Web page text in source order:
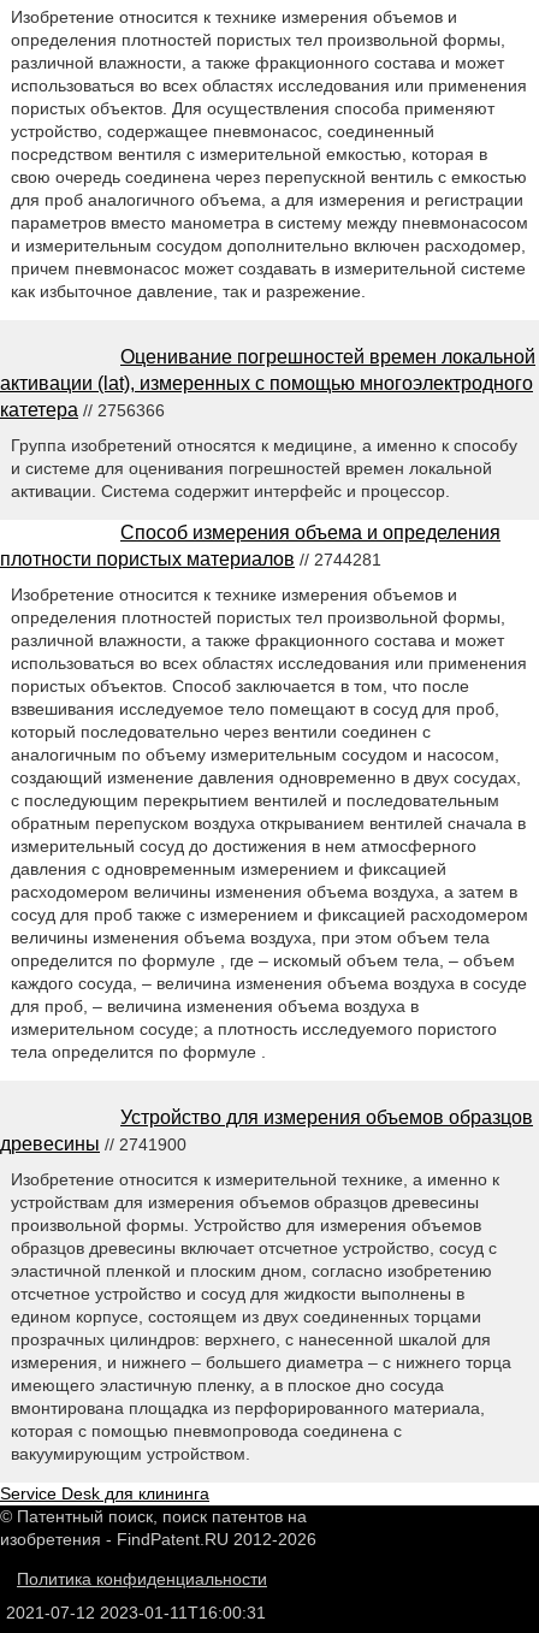
Изобретение относится к технике измерения объемов и
определения плотностей пористых тел произвольной формы,
различной влажности, а также фракционного состава и может
использоваться во всех областях исследования или применения
пористых объектов. Для осуществления способа применяют
устройство, содержащее пневмонасос, соединенный
посредством вентиля с измерительной емкостью, которая в
свою очередь соединена через перепускной вентиль с емкостью
для проб аналогичного объема, а для измерения и регистрации
параметров вместо манометра в систему между пневмонасосом
и измерительным сосудом дополнительно включен расходомер,
причем пневмонасос может создавать в измерительной системе
как избыточное давление, так и разрежение.
Оценивание погрешностей времен локальной
активации (lat), измеренных с помощью многоэлектродного
катетера // 2756366
Группа изобретений относятся к медицине, а именно к способу
и системе для оценивания погрешностей времен локальной
активации. Система содержит интерфейс и процессор.
Способ измерения объема и определения
плотности пористых материалов // 2744281
Изобретение относится к технике измерения объемов и
определения плотностей пористых тел произвольной формы,
различной влажности, а также фракционного состава и может
использоваться во всех областях исследования или применения
пористых объектов. Способ заключается в том, что после
взвешивания исследуемое тело помещают в сосуд для проб,
который последовательно через вентили соединен с
аналогичным по объему измерительным сосудом и насосом,
создающий изменение давления одновременно в двух сосудах,
с последующим перекрытием вентилей и последовательным
обратным перепуском воздуха открыванием вентилей сначала в
измерительный сосуд до достижения в нем атмосферного
давления с одновременным измерением и фиксацией
расходомером величины изменения объема воздуха, а затем в
сосуд для проб также с измерением и фиксацией расходомером
величины изменения объема воздуха, при этом объем тела
определится по формуле , где – искомый объем тела, – объем
каждого сосуда, – величина изменения объема воздуха в сосуде
для проб, – величина изменения объема воздуха в
измерительном сосуде; а плотность исследуемого пористого
тела определится по формуле .
Устройство для измерения объемов образцов
древесины // 2741900
Изобретение относится к измерительной технике, а именно к
устройствам для измерения объемов образцов древесины
произвольной формы. Устройство для измерения объемов
образцов древесины включает отсчетное устройство, сосуд с
эластичной пленкой и плоским дном, согласно изобретению
отсчетное устройство и сосуд для жидкости выполнены в
едином корпусе, состоящем из двух соединенных торцами
прозрачных цилиндров: верхнего, с нанесенной шкалой для
измерения, и нижнего – большего диаметра – с нижнего торца
имеющего эластичную пленку, а в плоское дно сосуда
вмонтирована площадка из перфорированного материала,
которая с помощью пневмопровода соединена с
вакуумирующим устройством.
Service Desk для клининга
© Патентный поиск, поиск патентов на
изобретения - FindPatent.RU 2012-2026
Политика конфиденциальности
2021-07-12 2023-01-11T16:00:31